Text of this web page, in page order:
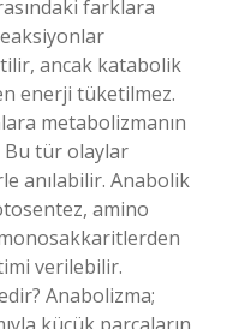
farklara
ancak katabolik
enerji tüketilmez.
metabolizmanın
Bu tür olaylar
anılabilir. Anabolik
amino
verilebilir.
Anabolizma;